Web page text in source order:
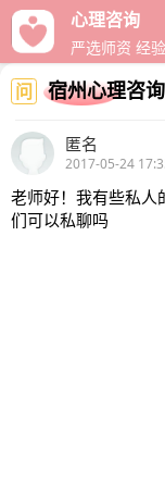
心理咨询
严选师资 经
问 宿州心理咨
匿名
2017-05-24
老师好！我有些私人
们可以私聊吗